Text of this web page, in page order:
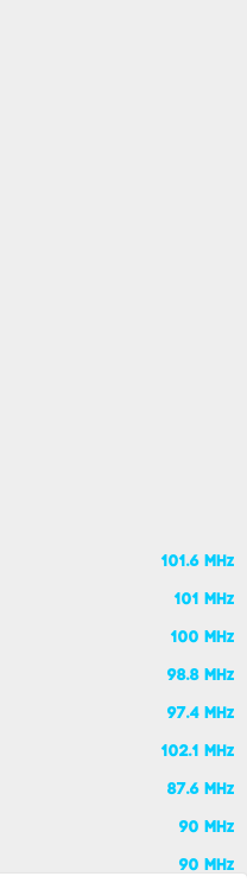
101.6 MHz
101 MHz
100 MHz
98.8 MHz
97.4 MHz
102.1 MHz
87.6 MHz
90 MHz
90 MHz